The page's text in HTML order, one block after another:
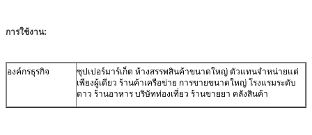
การใช้งาน:
องค์กรธุรกิจ
ซุปเปอร์มาร์เก็ต ห้างสรรพสินค้าขนาดใหญ่ ตัวแทนจำหน่ายแต่
เพียงผู้เดียว ร้านค้าเครือข่าย การขายขนาดใหญ่ โรงแรมระดับ
ดาว ร้านอาหาร บริษัทท่องเที่ยว ร้านขายยา คลังสินค้า